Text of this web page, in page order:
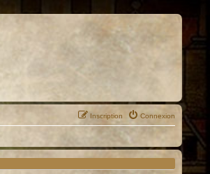
Connexion
Inscription